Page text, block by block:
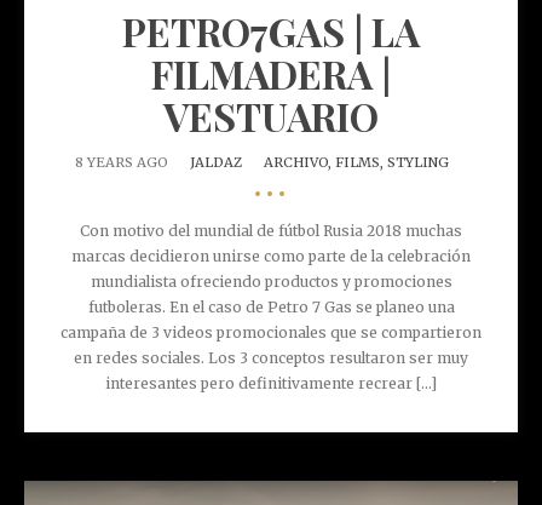
PETRO7GAS | LA
FILMADERA |
VESTUARIO
8 YEARS AGO JALDAZ ARCHIVO, FILMS, STYLING
•••
Con motivo del mundial de fútbol Rusia 2018 muchas
marcas decidieron unirse como parte de la celebración
mundialista ofreciendo productos y promociones
futboleras. En el caso de Petro 7 Gas se planeo una
campaña de 3 videos promocionales que se compartieron
en redes sociales. Los 3 conceptos resultaron ser muy
interesantes pero definitivamente recrear [...]